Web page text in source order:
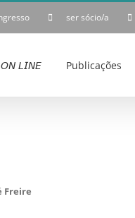
ser sócio/a
𝘖𝘕 𝘓𝘐𝘕𝘌 Publicações
Freire